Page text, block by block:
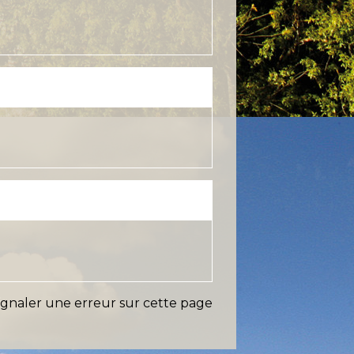
une erreur sur cette page